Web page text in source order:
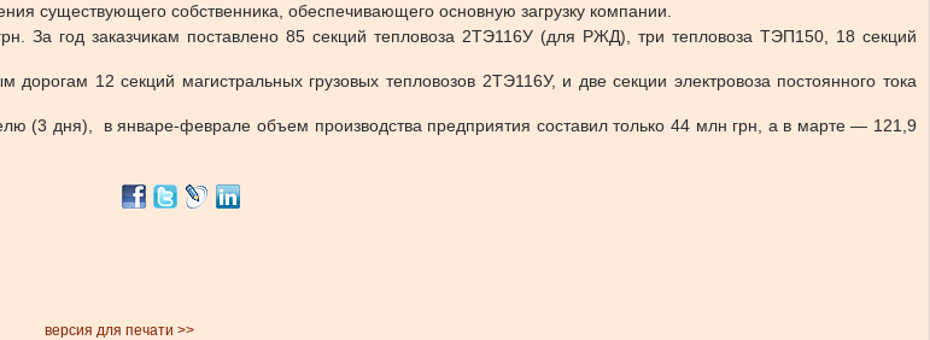
существующего собственника, обеспечивающего основную загрузку компании.
За год заказчикам поставлено 85 секций тепловоза 2ТЭ116У (для РЖД), три тепловоза ТЭП150, 18 секций
дорогам 12 секций магистральных грузовых тепловозов 2ТЭ116У, и две секции электровоза постоянного тока
(3 дня), в январе-феврале объем производства предприятия составил только 44 млн грн, а в марте — 121,9
версия для печати >>